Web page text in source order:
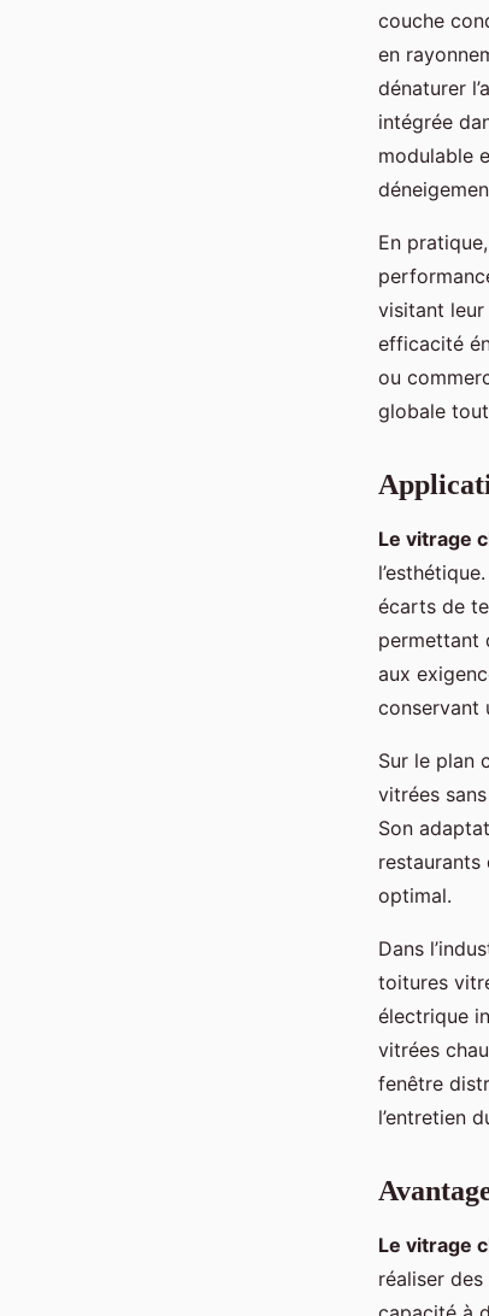
couche
en
dénaturer
intégrée
modulable
En pratique,
visitant leur
efficacité
ou
globale
Le vitrage
écarts de
permettant
aux
conservant
Sur le plan
vitrées
Son
optimal.
Dans
toitures
électrique
vitrées
fenêtre
l’entretien
Le vitrage
réaliser des